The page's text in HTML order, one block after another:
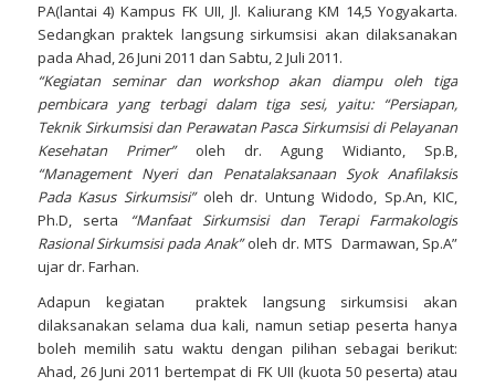
PA(lantai 4) Kampus FK UII, Jl. Kaliurang KM 14,5 Yogyakarta.
Sedangkan praktek langsung sirkumsisi akan dilaksanakan
pada Ahad, 26 Juni 2011 dan Sabtu, 2 Juli 2011.
“Kegiatan seminar dan workshop akan diampu oleh tiga
pembicara yang terbagi dalam tiga sesi, yaitu: “Persiapan,
Teknik Sirkumsisi dan Perawatan Pasca Sirkumsisi di Pelayanan
Kesehatan Primer” oleh dr. Agung Widianto, Sp.B,
“Management Nyeri dan Penatalaksanaan Syok Anafilaksis
Pada Kasus Sirkumsisi”oleh dr. Untung Widodo, Sp.An, KIC,
Ph.D, serta
“Manfaat Sirkumsisi dan Terapi Farmakologis
Rasional Sirkumsisi pada Anak”oleh dr. MTS Darmawan, Sp.A”
ujar dr. Farhan.
Adapun kegiatan praktek langsung sirkumsisi akan
dilaksanakan selama dua kali, namun setiap peserta hanya
boleh memilih satu waktu dengan pilihan sebagai berikut:
Ahad, 26 Juni 2011 bertempat di FK UII (kuota 50 peserta) atau